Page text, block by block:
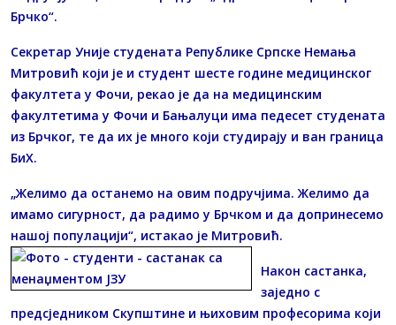
Брчко“.
Секретар Уније студената Републике Српске Немања
Митровић који је и студент шесте године медицинског
факултета у Фочи, рекао је да на медицинским
факултетима у Фочи и Бањалуци има педесет студената
из Брчког, те да их је много који студирају и ван граница
БиХ.
„Желимо да останемо на овим подручјима. Желимо да
имамо сигурност, да радимо у Брчком и да допринесемо
нашој популацији“, истакао је Митровић.
Након састанка,
заједно с
предсједником Скупштине и њиховим професорима који